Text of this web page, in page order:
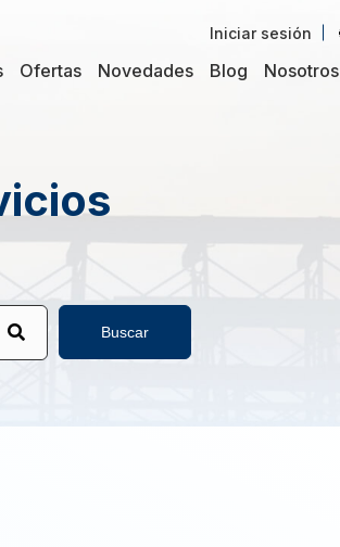
Iniciar sesión
Ofertas Novedades Blog Nosotros
Buscar